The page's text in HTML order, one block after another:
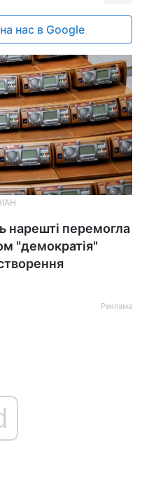
нас в Google
нарешті перемогла
"демократія"
Реклама